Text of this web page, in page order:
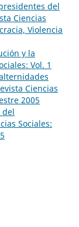
del
Ciencias
Violencia
y la
Vol. 1
Ciencias
2005
del
Sociales: